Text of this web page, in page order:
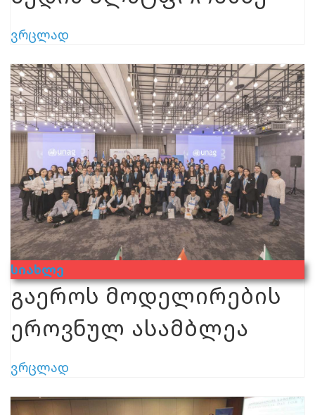
ვრცლად
Სიახლე
გაეროს მოდელირების
ეროვნულ ასამბლეა
ვრცლად